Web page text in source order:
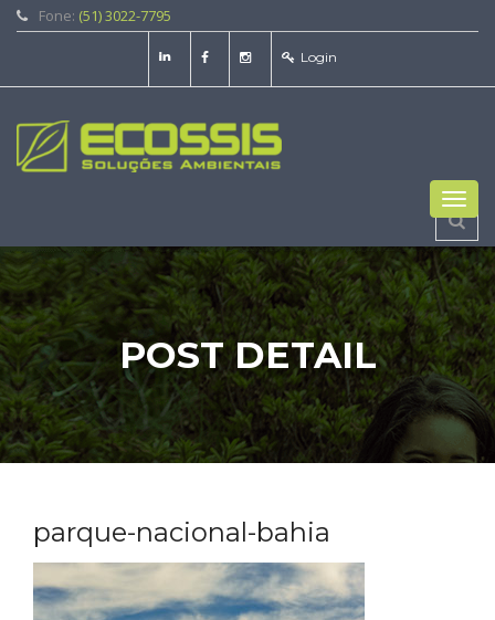
Fone: (51) 3022-7795
Login
POST DETAIL
parque-nacional-bahia